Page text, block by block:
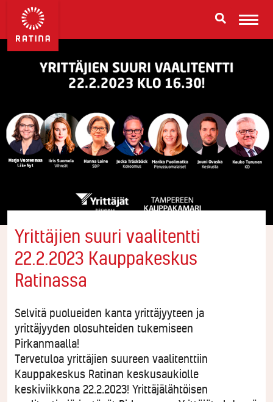
Yrittäjien suuri vaalitentti
22.2.2023 Kauppakeskus
Ratinassa
Selvitä puolueiden kanta yrittäjyyteen ja
yrittäjyyden olosuhteiden tukemiseen
Pirkanmaalla!
Tervetuloa yrittäjien suureen vaalitenttiin
Kauppakeskus Ratinan keskusaukiolle
keskiviikkona 22.2.2023! Yrittäjälähtöisen